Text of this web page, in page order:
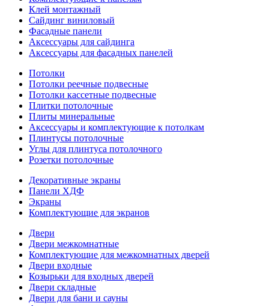
Клей монтажный
Сайдинг виниловый
Фасадные панели
Аксессуары для сайдинга
Аксессуары для фасадных панелей
Потолки
Потолки реечные подвесные
Потолки кассетные подвесные
Плитки потолочные
Плиты минеральные
Аксессуары и комплектующие к потолкам
Плинтусы потолочные
Углы для плинтуса потолочного
Розетки потолочные
Декоративные экраны
Панели ХДФ
Экраны
Комплектующие для экранов
Двери
Двери межкомнатные
Комплектующие для межкомнатных дверей
Двери входные
Козырьки для входных дверей
Двери складные
Двери для бани и сауны